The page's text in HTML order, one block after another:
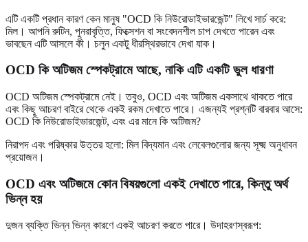
এটি একটি প্রধান কারণ কেন মানুষ "OCD কি নিউরোডাইভারজেন্ট" লিখে সার্চ করে:
মিল। আপনি রুটিন, পুনরাবৃত্তি, ফিক্সেশন বা সংবেদনশীল চাপ দেখতে পারেন এবং
ভাবছেন এটি আসলে কী। চলুন একটু ধীরস্থিরভাবে দেখা যাক।
OCD কি অটিজম স্পেকট্রামে আছে, নাকি এটি একটি ভুল ধারণা
OCD অটিজম স্পেকট্রামে নেই। তবুও, OCD এবং অটিজম একসাথে থাকতে পারে
এবং কিছু আচরণ বাইরে থেকে একই রকম দেখাতে পারে। এজন্যই প্রশ্নটি বারবার আসে:
OCD কি নিউরোডাইভারজেন্ট, এবং এর মানে কি অটিজম?
নিরাপদ এবং পরিষ্কার উত্তর হলো: মিল বিদ্যমান এবং লেবেলগুলোর জন্য সূক্ষ্ম অনুধাবন
প্রয়োজন।
OCD এবং অটিজমে কোন বিষয়গুলো একই দেখাতে পারে, কিন্তু অর্থ
ভিন্ন হয়
দুজন ব্যক্তি ভিন্ন ভিন্ন কারণে একই আচরণ করতে পারে। উদাহরণস্বরূপ: